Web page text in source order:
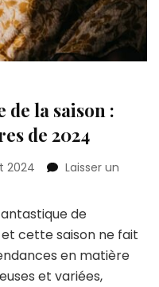
de la saison :
de 2024
2024
Laisser un
de
cette saison ne fait
en matière
et variées,